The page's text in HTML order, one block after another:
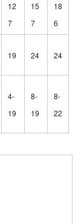
12
7
15
7
18
6
19 24 24
4-
19
8-
19
8-
22